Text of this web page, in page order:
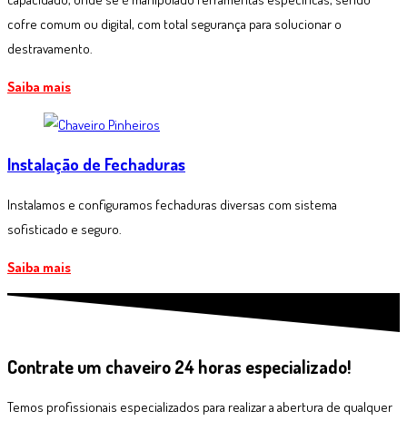
cofre comum ou digital, com total segurança para solucionar o
destravamento.
Saiba mais
Instalação de Fechaduras
Instalamos e configuramos fechaduras diversas com sistema
sofisticado e seguro.
Saiba mais
Contrate um chaveiro 24 horas especializado!
Temos profissionais especializados para realizar a abertura de qualquer